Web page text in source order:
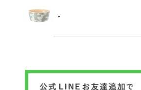
-